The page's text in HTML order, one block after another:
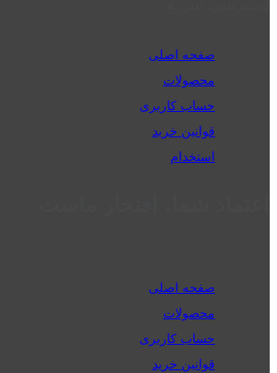
صفحه اصلی
محصولات
حساب کاربری
قوانین خرید
استخدام
صفحه اصلی
محصولات
حساب کاربری
قوانین خرید